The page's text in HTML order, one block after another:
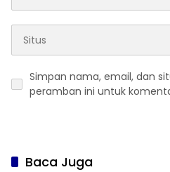
Simpan nama, email, dan
peramban ini untuk
Baca Juga